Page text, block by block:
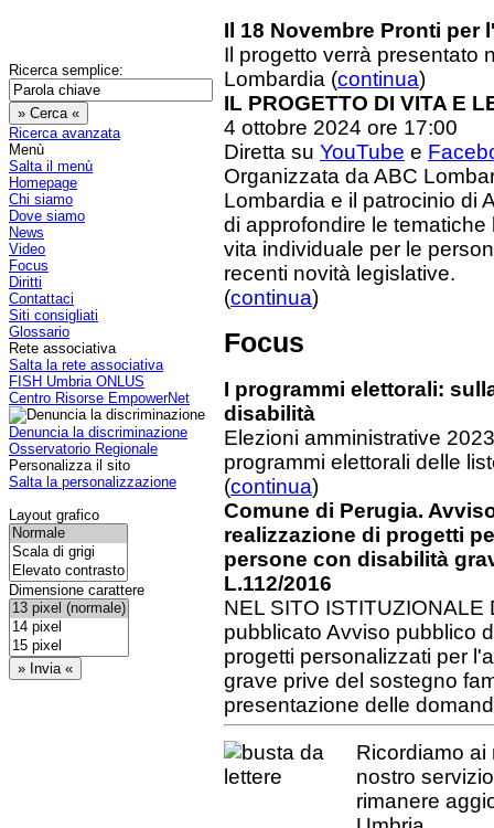
Ricerca semplice:
Ricerca avanzata
Menù
Salta il menù
Homepage
Chi siamo
Dove siamo
News
Video
Focus
Diritti
Contattaci
Siti consigliati
Glossario
Rete associativa
Salta la rete associativa
FISH Umbria ONLUS
Centro Risorse EmpowerNet
Denuncia la discriminazione
Osservatorio Regionale
Personalizza il sito
Salta la personalizzazione
Layout grafico
Dimensione carattere
Il 18 Novembre Pronti per
Il progetto verrà presentato
Lombardia (continua)
IL PROGETTO DI VITA E
4 ottobre 2024 ore 17:00
Diretta su YouTube e
Organizzata da ABC
Lombardia e il patrocinio di
di approfondire le
vita individuale per le
recenti novità legislative.
(continua)
Focus
I programmi elettorali:
disabilità
Elezioni amministrative
programmi elettorali delle
(continua)
Comune di Perugia.
realizzazione di progetti
persone con disabilità
L.112/2016
NEL SITO ISTITUZIONALE
pubblicato Avviso pubblico
progetti personalizzati per
grave prive del sostegno
presentazione delle
Ricordiamo ai
nostro
rimanere